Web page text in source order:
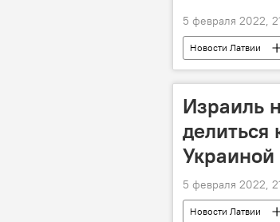
5 февраля 2022,
Новости Латвии
Израиль
Украиной
5 февраля 2022,
Новости Латвии